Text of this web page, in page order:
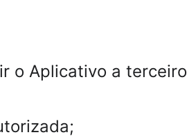
o Aplicativo a